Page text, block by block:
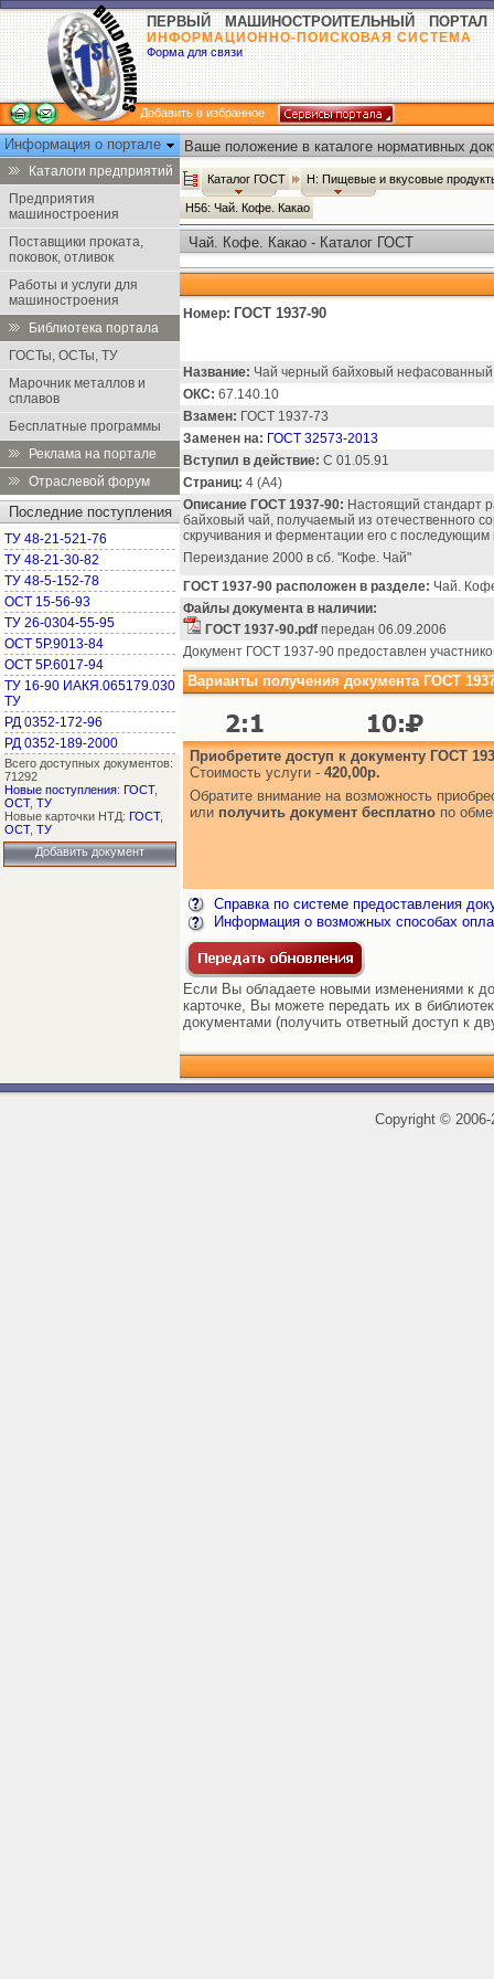
ПЕРВЫЙ МАШИНОСТРОИТЕЛЬНЫЙ ПОРТАЛ
ИНФОРМАЦИОННО-ПОИСКОВАЯ СИСТЕМА
Форма для связи
Добавить в избранное
Информация о портале
Каталоги предприятий
Предприятия
машиностроения
Поставщики проката,
поковок, отливок
Работы и услуги для
машиностроения
Библиотека портала
ГОСТы, ОСТы, ТУ
Марочник металлов и
сплавов
Бесплатные программы
Реклама на портале
Отраслевой форум
Последние поступления
ТУ 48-21-521-76
ТУ 48-21-30-82
ТУ 48-5-152-78
ОСТ 15-56-93
ТУ 26-0304-55-95
ОСТ 5Р.9013-84
ОСТ 5Р.6017-94
ТУ 16-90 ИАКЯ.065179.030
ТУ
РД 0352-172-96
РД 0352-189-2000
Всего доступных документов:
71292
Новые поступления: ГОСТ,
ОСТ, ТУ
Новые карточки НТД: ГОСТ,
ОСТ, ТУ
Добавить документ
Ваше положение в каталоге нормативных
Каталог ГОСТ Н: Пищевые и вкусовые
Н56: Чай. Кофе. Какао
Чай. Кофе. Какао - Каталог ГОСТ
Номер: ГОСТ 1937-90
Название: Чай черный байховый нефасованный.
ОКС: 67.140.10
Взамен: ГОСТ 1937-73
Заменен на: ГОСТ 32573-2013
Вступил в действие: С 01.05.91
Страниц: 4 (А4)
Описание ГОСТ 1937-90: Настоящий стандарт
байховый чай, получаемый из отечественного
скручивания и ферментации его с
Переиздание 2000 в сб. "Кофе. Чай"
ГОСТ 1937-90 расположен в разделе: Чай.
Файлы документа в наличии:
ГОСТ 1937-90.pdf передан 06.09.2006
Документ ГОСТ 1937-90 предоставлен
Варианты получения документа ГОСТ
Приобретите доступ к документу ГОСТ
Стоимость услуги - 420,00р.
Обратите внимание на возможность
или получить документ бесплатно по
Справка по системе предоставления
Информация о возможных способах
Если Вы обладаете новыми изменениями к
карточке, Вы можете передать их в
документами (получить ответный доступ к
Copyright ©